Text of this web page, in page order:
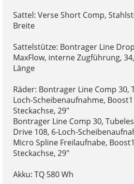
Sattel: Verse Short Comp,
Breite
Sattelstütze: Bontrager Line
MaxFlow, interne Zugführung,
Länge
Räder: Bontrager Line Comp 30,
Loch-Scheibenaufnahme,
Steckachse, 29"
Bontrager Line Comp 30,
Drive 108, 6-Loch-
Micro Spline Freilaufnabe,
Steckachse, 29"
Akku: TQ 580 Wh